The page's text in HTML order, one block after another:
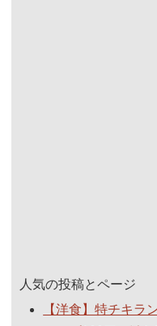
人気の投稿とページ
【洋食】特チキラ